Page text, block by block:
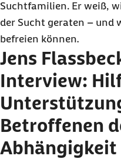
Suchtfamilien. Er weiß,
der Sucht geraten – und
befreien können.
Jens
Interview:
Betroffenen
Abhängigkeit